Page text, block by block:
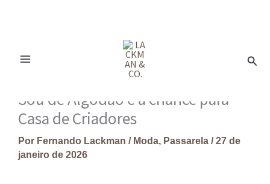
Sou de Algodão e a chance para
Casa de Criadores
Por Fernando Lackman / Moda, Passarela /27 de
janeiro de 2026